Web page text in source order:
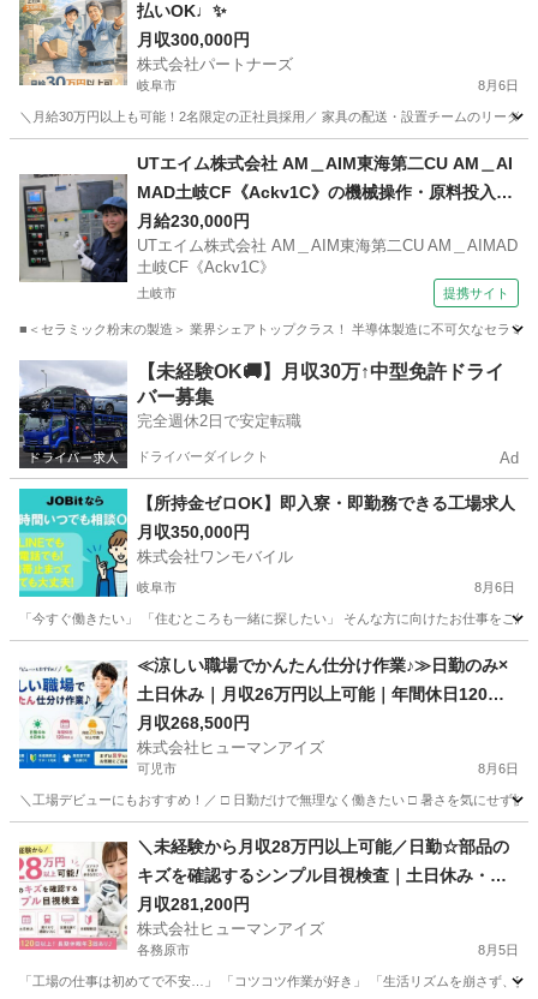
払いOK♩✨
月収300,000円
株式会社パートナーズ
岐阜市 8月6日
＼月給30万円以上も可能！2名限定の正社員採用／ 家具の配送・設置チームのリーダ
業務
UTエイム株式会社 AM＿AIM東海第二CU AM＿AI
MAD土岐CF《Ackv1C》の機械操作・原料投入・
加工・梱包・検査 【日払い】
月給230,000円
UTエイム株式会社 AM＿AIM東海第二CU AM＿AIMAD
土岐CF《Ackv1C》
土岐市 提携サイト
■＜セラミック粉末の製造＞ 業界シェアトップクラス！ 半導体製造に不可欠なセラミ
土岐市 工場
【未経験OK🚚】月収30万↑中型免許ドライ
バー募集
完全週休2日で安定転職
ドライバーダイレクト Ad
【所持金ゼロOK】即入寮・即勤務できる工場求人
月収350,000円
株式会社ワンモバイル
岐阜市 8月6日
「今すぐ働きたい」 「住むところも一緒に探したい」 そんな方に向けたお仕事をご
物流
≪涼しい職場でかんたん仕分け作業♪≫日勤のみ×
土日休み｜月収26万円以上可能｜年間休日120日
以上
月収268,500円
株式会社ヒューマンアイズ
可児市 8月6日
＼工場デビューにもおすすめ！／ □ 日勤だけで無理なく働きたい □ 暑さを気にせず
工場
＼未経験から月収28万円以上可能／日勤☆部品の
キズを確認するシンプル目視検査｜土日休み・未
経験歓迎・駅チカ♪
月収281,200円
株式会社ヒューマンアイズ
各務原市 8月5日
「工場の仕事は初めてで不安…」 「コツコツ作業が好き」 「生活リズムを崩さず、